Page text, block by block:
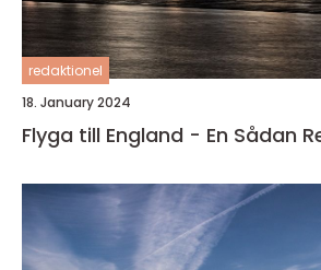
redaktionel
18. January 2024
Flyga till England - En Sådan